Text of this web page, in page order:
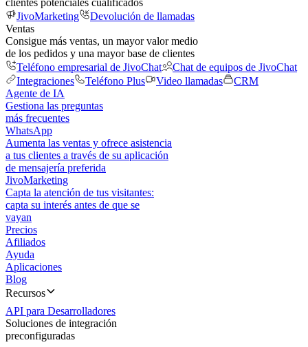
clientes potenciales cualificados
JivoMarketing
Devolución de llamadas
Ventas
Consigue más ventas, un mayor valor medio
de los pedidos y una mayor base de clientes
Teléfono empresarial de JivoChat
Chat de equipos de JivoChat
Integraciones
Teléfono Plus Video llamadas
CRM
Agente de IA
Gestiona las preguntas
más frecuentes
WhatsApp
Aumenta las ventas y ofrece asistencia
a tus clientes a través de su aplicación
de mensajería preferida
JivoMarketing
Capta la atención de tus visitantes:
capta su interés antes de que se
vayan
Precios
Afiliados
Ayuda
Aplicaciones
Blog
Recursos
API para Desarrolladores
Soluciones de integración
preconfiguradas